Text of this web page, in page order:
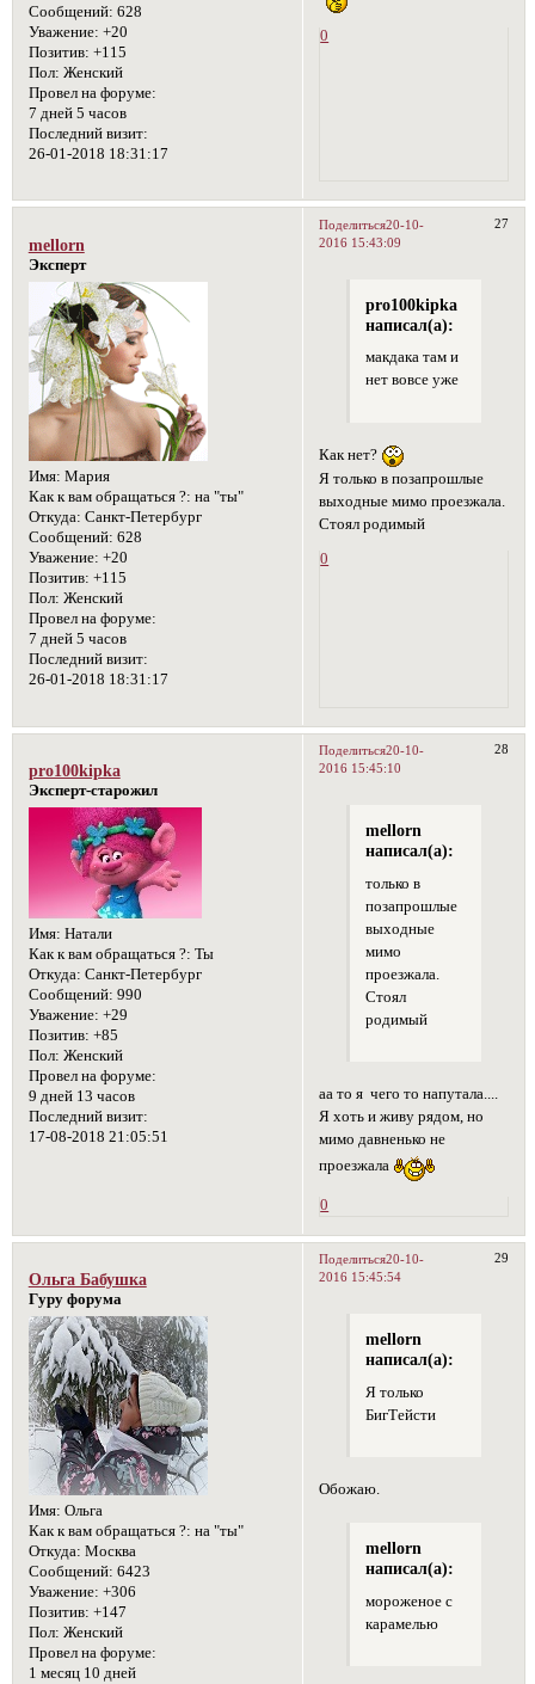
Сообщений: 628
Уважение: +20
Позитив: +115
Пол: Женский
Провел на форуме:
7 дней 5 часов
Последний визит:
26-01-2018 18:31:17
0
Поделиться 27
20-10-
2016 15:43:09
mellorn
Эксперт
Имя: Мария
Как к вам обращаться ?: на "ты"
Откуда: Санкт-Петербург
Сообщений: 628
Уважение: +20
Позитив: +115
Пол: Женский
Провел на форуме:
7 дней 5 часов
Последний визит:
26-01-2018 18:31:17
pro100kipka
написал(а):
макдака там и
нет вовсе уже
Как нет?
Я только в позапрошлые
выходные мимо проезжала.
Стоял родимый
0
Поделиться 28
20-10-
2016 15:45:10
pro100kipka
Эксперт-старожил
Имя: Натали
Как к вам обращаться ?: Ты
Откуда: Санкт-Петербург
Сообщений: 990
Уважение: +29
Позитив: +85
Пол: Женский
Провел на форуме:
9 дней 13 часов
Последний визит:
17-08-2018 21:05:51
mellorn
написал(а):
только в
позапрошлые
выходные
мимо
проезжала.
Стоял
родимый
аа то я чего то напутала....
Я хоть и живу рядом, но
мимо давненько не
проезжала
0
Поделиться 29
20-10-
2016 15:45:54
Ольга Бабушка
Гуру форума
Имя: Ольга
Как к вам обращаться ?: на "ты"
Откуда: Москва
Сообщений: 6423
Уважение: +306
Позитив: +147
Пол: Женский
Провел на форуме:
1 месяц 10 дней
mellorn
написал(а):
Я только
БигТейсти
Обожаю.
mellorn
написал(а):
мороженое с
карамелью